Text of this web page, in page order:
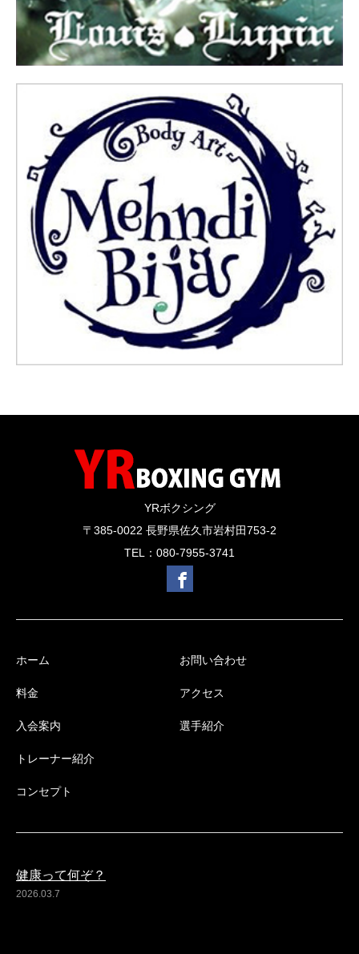
YRボクシング
〒385-0022 長野県佐久市岩村田753-2
TEL：080-7955-3741
ホーム
料金
入会案内
トレーナー紹介
コンセプト
お問い合わせ
アクセス
選手紹介
健康って何ぞ？
2026.03.7